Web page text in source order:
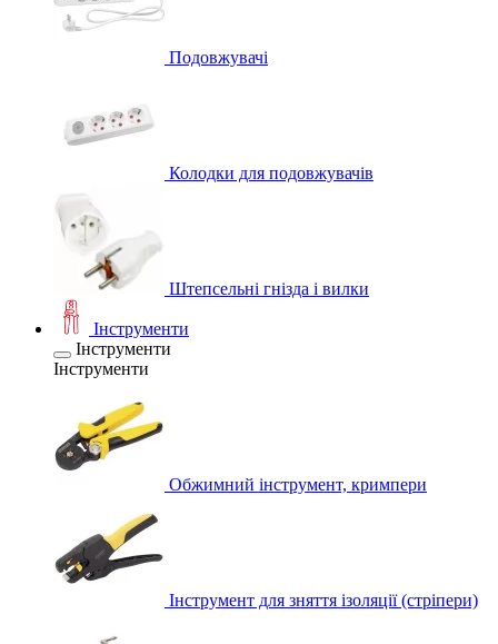
Подовжувачі
Колодки для подовжувачів
Штепсельні гнізда і вилки
Інструменти
Інструменти
Інструменти
Обжимний інструмент, кримпери
Інструмент для зняття ізоляції (стріпери)